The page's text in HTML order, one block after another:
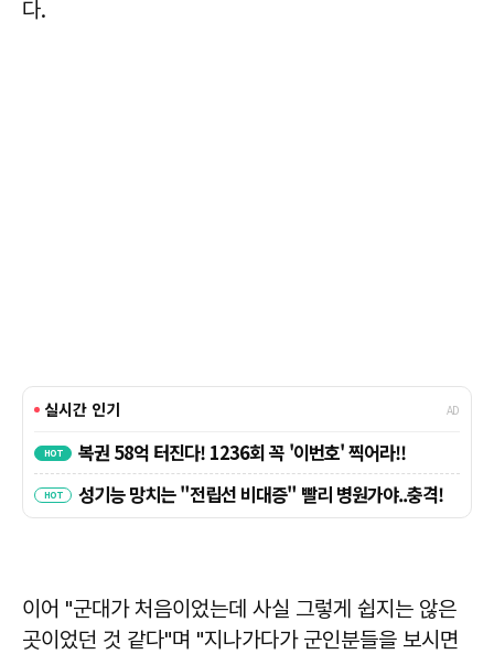
다.
이어 "군대가 처음이었는데 사실 그렇게 쉽지는 않은
곳이었던 것 같다"며 "지나가다가 군인분들을 보시면